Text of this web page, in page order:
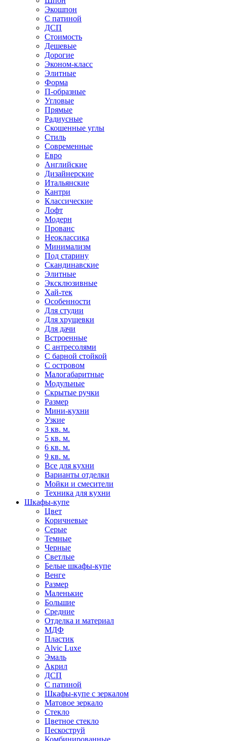
Экошпон
С патиной
ДСП
Стоимость
Дешевые
Дорогие
Эконом-класс
Элитные
Форма
П-образные
Угловые
Прямые
Радиусные
Скошенные углы
Стиль
Современные
Евро
Английские
Дизайнерские
Итальянские
Кантри
Классические
Лофт
Модерн
Прованс
Неоклассика
Минимализм
Под старину
Скандинавские
Элитные
Эксклюзивные
Хай-тек
Особенности
Для студии
Для хрущевки
Для дачи
Встроенные
С антресолями
С барной стойкой
С островом
Малогабаритные
Модульные
Скрытые ручки
Размер
Мини-кухни
Узкие
3 кв. м.
5 кв. м.
6 кв. м.
9 кв. м.
Все для кухни
Варианты отделки
Мойки и смесители
Техника для кухни
Шкафы-купе
Цвет
Коричневые
Серые
Темные
Черные
Светлые
Белые шкафы-купе
Венге
Размер
Маленькие
Большие
Средние
Отделка и материал
МДФ
Пластик
Alvic Luxe
Эмаль
Акрил
ДСП
С патиной
Шкафы-купе с зеркалом
Матовое зеркало
Стекло
Цветное стекло
Пескоструй
Комбинированные